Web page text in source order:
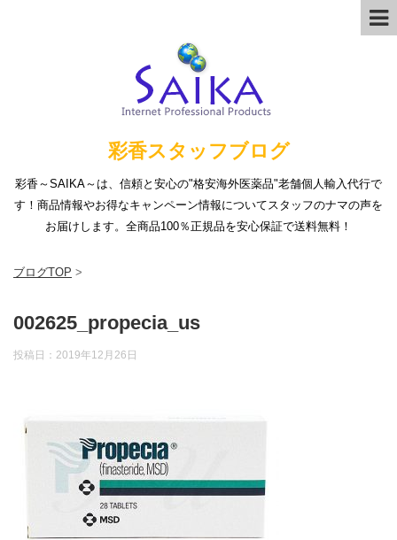
彩香スタッフブログ
彩香～SAIKA～は、信頼と安心の"格安海外医薬品"老舗個人輸入代行で
す！商品情報やお得なキャンペーン情報についてスタッフのナマの声を
お届けします。全商品100％正規品を安心保証で送料無料！
ブログTOP >
002625_propecia_us
投稿日： 2019年12月26日